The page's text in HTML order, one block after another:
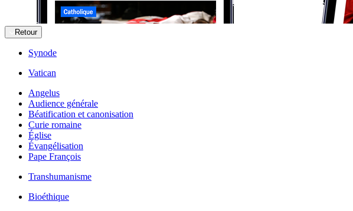
Retour
Synode
Vatican
Angelus
Audience générale
Béatification et canonisation
Curie romaine
Église
Évangélisation
Pape François
Transhumanisme
Bioéthique